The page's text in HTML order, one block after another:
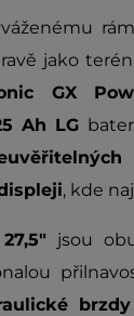
jako
GX
Ah LG
, kde
27,5" jsou
brzdy